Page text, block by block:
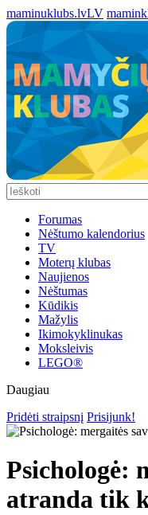
maminuklubs.lvLV
Forumas
Nėštumo kalendorius
TV
Moterų klubas
Naujienos
Nėštumas
Kūdikis
Mažylis
Ikimokyklinukas
Moksleivis
LEGO®
Daugiau
Pridėti straipsnį Prisijunk!
Psichologė:
atranda tik